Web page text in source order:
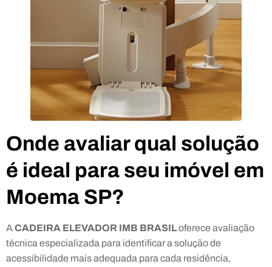
Onde avaliar qual solução
é ideal para seu imóvel em
Moema SP?
ACADEIRA ELEVADOR IMB BRASILoferece avaliação
técnica especializada para identificar a solução de
acessibilidade mais adequada para cada residência,